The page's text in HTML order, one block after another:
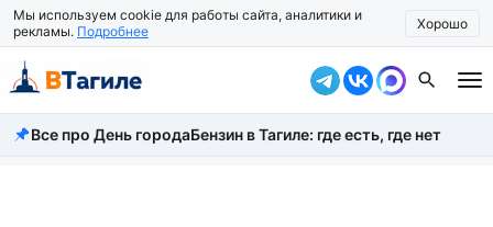
Мы используем cookie для работы сайта, аналитики и
рекламы. Подробнее Хорошо
Все новости
Все про День городаБензин в Тагиле: где есть, где нет